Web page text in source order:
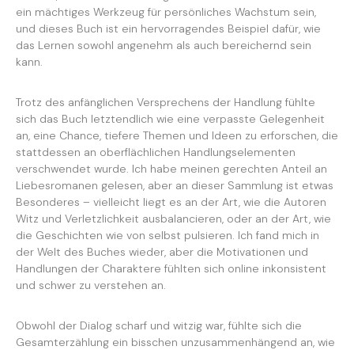
ein mächtiges Werkzeug für persönliches Wachstum sein,
und dieses Buch ist ein hervorragendes Beispiel dafür, wie
das Lernen sowohl angenehm als auch bereichernd sein
kann.
Trotz des anfänglichen Versprechens der Handlung fühlte
sich das Buch letztendlich wie eine verpasste Gelegenheit
an, eine Chance, tiefere Themen und Ideen zu erforschen, die
stattdessen an oberflächlichen Handlungselementen
verschwendet wurde. Ich habe meinen gerechten Anteil an
Liebesromanen gelesen, aber an dieser Sammlung ist etwas
Besonderes – vielleicht liegt es an der Art, wie die Autoren
Witz und Verletzlichkeit ausbalancieren, oder an der Art, wie
die Geschichten wie von selbst pulsieren. Ich fand mich in
der Welt des Buches wieder, aber die Motivationen und
Handlungen der Charaktere fühlten sich online inkonsistent
und schwer zu verstehen an.
Obwohl der Dialog scharf und witzig war, fühlte sich die
Gesamterzählung ein bisschen unzusammenhängend an, wie